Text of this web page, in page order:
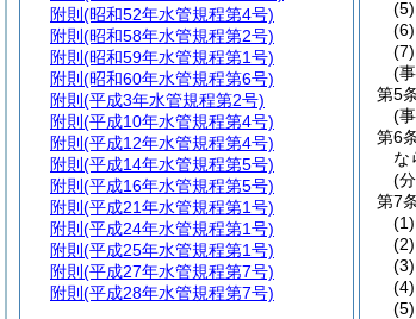
(5)
(6)
(7)
(
第5
(
第6
な
(
第7
(1)
(2)
(3)
(4)
(5)
附則 (昭和52年水管規程第4号)
附則 (昭和58年水管規程第2号)
附則 (昭和59年水管規程第1号)
附則 (昭和60年水管規程第6号)
附則 (平成3年水管規程第2号)
附則 (平成10年水管規程第4号)
附則 (平成12年水管規程第4号)
附則 (平成14年水管規程第5号)
附則 (平成16年水管規程第5号)
附則 (平成21年水管規程第1号)
附則 (平成24年水管規程第1号)
附則 (平成25年水管規程第1号)
附則 (平成27年水管規程第7号)
附則 (平成28年水管規程第7号)